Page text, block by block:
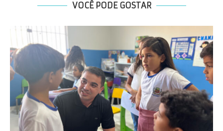
VOCÊ PODE GOSTAR